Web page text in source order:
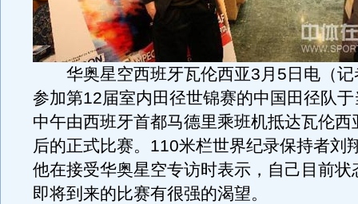
华奥星空西班牙瓦伦西亚3月5日电（记
参加第12届室内田径世锦赛的中国田径队
中午由西班牙首都马德里乘班机抵达瓦伦西
后的正式比赛。110米栏世界纪录保持者刘
他在接受华奥星空专访时表示，自己目前状
即将到来的比赛有很强的渴望。